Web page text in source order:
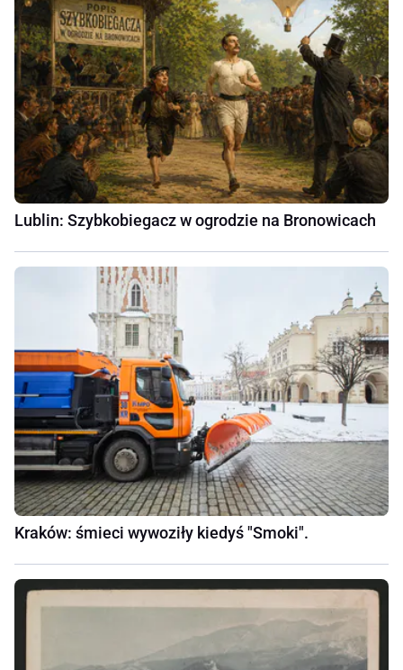
Lublin: Szybkobiegacz w ogrodzie na Bronowicach
Kraków: śmieci wywoziły kiedyś "Smoki".